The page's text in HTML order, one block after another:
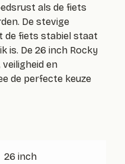
als de fiets
De stevige
de fiets stabiel staat
is. De 26 inch Rocky
en
de perfecte keuze
26 inch